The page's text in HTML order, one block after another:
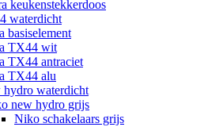
keukenstekkerdoos
waterdicht
basiselement
TX44 wit
TX44 antraciet
TX44 alu
waterdicht
new hydro grijs
Niko schakelaars grijs